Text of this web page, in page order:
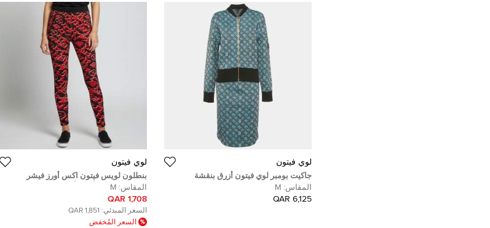
لوي فيتون
جاكيت بومبر لوي فيتون أزرق بنقشة
المونوغرام صوف وحرير مقاس متوسط
المقاس: M
6,125 QAR
لوي فيتون
بنطلون لويس فيتون اكس أورز فيشر
جيرسي مطبوع أحمر/أسود مقاس صغير
(سمول)
المقاس: M
1,708 QAR
السعر المبدئي: 1,851 QAR
السعر المُخفض